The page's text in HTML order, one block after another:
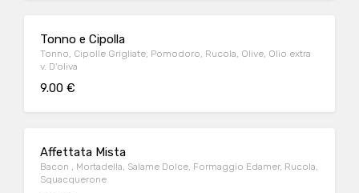
Tonno e Cipolla
Tonno, Cipolle Grigliate, Pomodoro, Rucola, Olive, Olio extra
v. D'oliva
9.00 €
Affettata Mista
Bacon , Mortadella, Salame Dolce, Formaggio Edamer, Rucola,
Squacquerone